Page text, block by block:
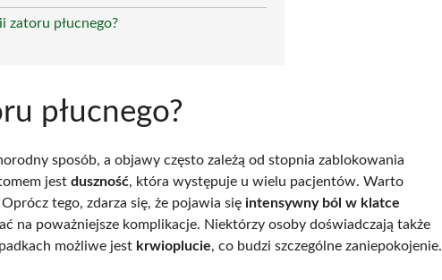
zatoru płucnego?
płucnego?
sposób, a objawy często zależą od stopnia zablokowania
jest duszność, która występuje u wielu pacjentów. Warto
tego, zdarza się, że pojawia się intensywny ból w klatce
na poważniejsze komplikacje. Niektórzy osoby doświadczają także
możliwe jest krwioplucie, co budzi szczególne zaniepokojenie.